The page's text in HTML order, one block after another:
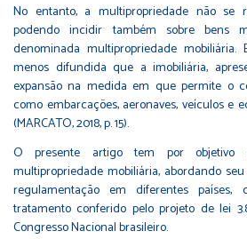
No entanto, a multipropriedade não se
podendo incidir também sobre bens
denominada multipropriedade mobiliária.
menos difundida que a imobiliária,
expansão na medida em que permite o
como embarcações, aeronaves, veículos e
(MARCATO, 2018, p. 15).
O presente artigo tem por objetivo
multipropriedade mobiliária, abordando
regulamentação em diferentes
tratamento conferido pelo projeto de lei
Congresso Nacional brasileiro.